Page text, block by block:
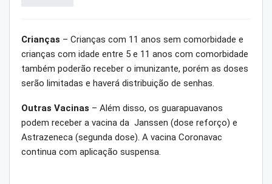
Crianças – Crianças com 11 anos sem comorbidade e
crianças com idade entre 5 e 11 anos com comorbidade
também poderão receber o imunizante, porém as doses
serão limitadas e haverá distribuição de senhas.
Outras Vacinas – Além disso, os guarapuavanos
podem receber a vacina da Janssen (dose reforço) e
Astrazeneca (segunda dose). A vacina Coronavac
continua com aplicação suspensa.